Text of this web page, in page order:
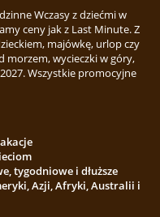
Wczasy z dziećmi w
ceny jak z Last Minute. Z
majówkę, urlop czy
morzem, wycieczki w góry,
Wszystkie promocyjne
tygodniowe i dłuższe
Azji, Afryki, Australii i